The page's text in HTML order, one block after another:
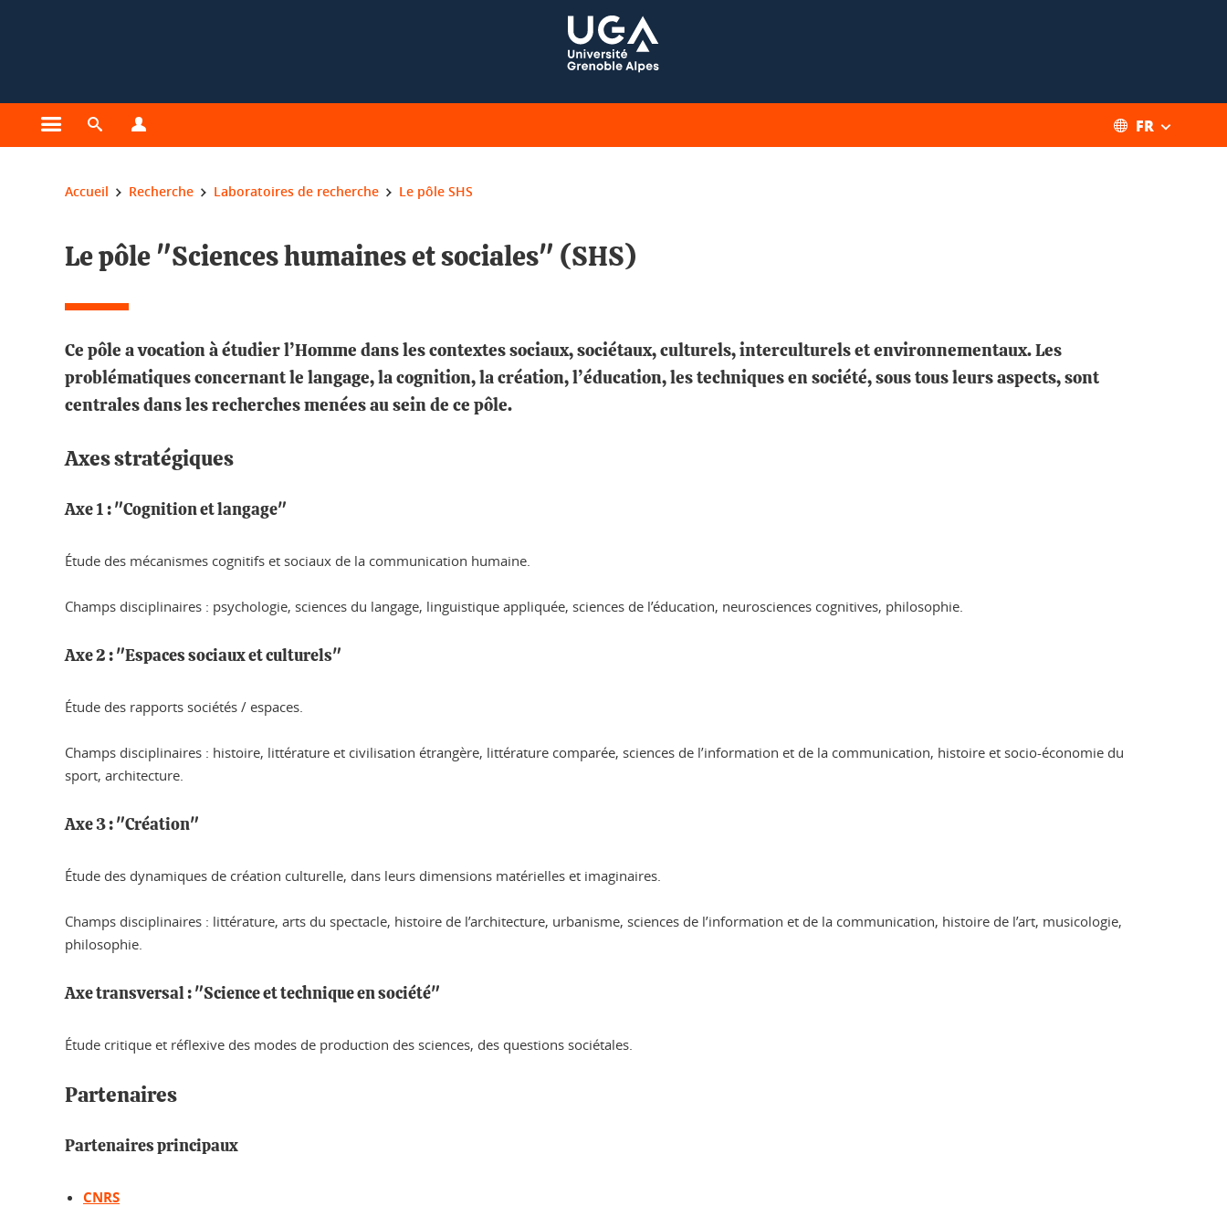
Ouvrir le menu principal
Ouvrir le moteur de recherche FR
Vous êtes ici :
Accueil Recherche Laboratoires de recherche Le pôle SHS
Le pôle "Sciences humaines et sociales" (SHS)
Ce pôle a vocation à étudier l’Homme dans les contextes sociaux, sociétaux, culturels, interculturels et environnementaux. Les
problématiques concernant le langage, la cognition, la création, l’éducation, les techniques en société, sous tous leurs aspects, sont
centrales dans les recherches menées au sein de ce pôle.
Axes stratégiques
Axe 1 : "Cognition et langage"
Étude des mécanismes cognitifs et sociaux de la communication humaine.
Champs disciplinaires : psychologie, sciences du langage, linguistique appliquée, sciences de l’éducation, neurosciences cognitives, philosophie.
Axe 2 : "Espaces sociaux et culturels"
Étude des rapports sociétés / espaces.
Champs disciplinaires : histoire, littérature et civilisation étrangère, littérature comparée, sciences de l’information et de la communication, histoire et socio-économie du
sport, architecture.
Axe 3 : "Création"
Étude des dynamiques de création culturelle, dans leurs dimensions matérielles et imaginaires.
Champs disciplinaires : littérature, arts du spectacle, histoire de l’architecture, urbanisme, sciences de l’information et de la communication, histoire de l’art, musicologie,
philosophie.
Axe transversal : "Science et technique en société"
Étude critique et réflexive des modes de production des sciences, des questions sociétales.
Partenaires
Partenaires principaux
CNRS